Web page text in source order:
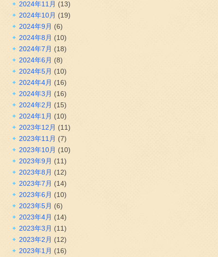
2024年11月 (13)
2024年10月 (19)
2024年9月 (6)
2024年8月 (10)
2024年7月 (18)
2024年6月 (8)
2024年5月 (10)
2024年4月 (16)
2024年3月 (16)
2024年2月 (15)
2024年1月 (10)
2023年12月 (11)
2023年11月 (7)
2023年10月 (10)
2023年9月 (11)
2023年8月 (12)
2023年7月 (14)
2023年6月 (10)
2023年5月 (6)
2023年4月 (14)
2023年3月 (11)
2023年2月 (12)
2023年1月 (16)